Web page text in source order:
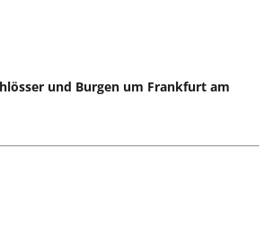
und Burgen um Frankfurt am